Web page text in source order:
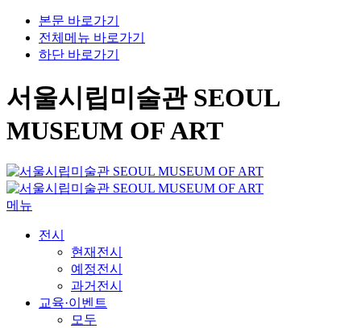
본문 바로가기
전체메뉴 바로가기
하단 바로가기
서울시립미술관 SEOUL
MUSEUM OF ART
메뉴
전시
현재전시
예정전시
과거전시
교육·이벤트
모두